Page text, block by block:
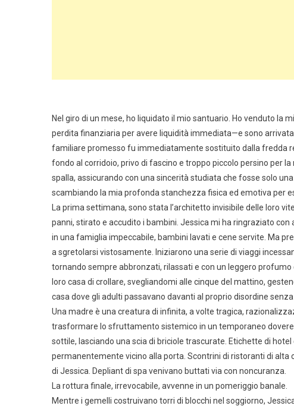
Nel giro di un mese, ho liquidato il mio santuario. Ho venduto
perdita finanziaria per avere liquidità immediata—e sono
familiare promesso fu immediatamente sostituito dalla fredda
fondo al corridoio, privo di fascino e troppo piccolo persino per
spalla, assicurando con una sincerità studiata che fosse solo
scambiando la mia profonda stanchezza fisica ed emotiva per
La prima settimana, sono stata l’architetto invisibile delle loro
panni, stirato e accudito i bambini. Jessica mi ha ringraziato
in una famiglia impeccabile, bambini lavati e cene servite. Ma
a sgretolarsi vistosamente. Iniziarono una serie di viaggi
tornando sempre abbronzati, rilassati e con un leggero
loro casa di crollare, svegliandomi alle cinque del mattino,
casa dove gli adulti passavano davanti al proprio disordine
Una madre è una creatura di infinita, a volte tragica,
trasformare lo sfruttamento sistemico in un temporaneo
sottile, lasciando una scia di briciole trascurate. Etichette di
permanentemente vicino alla porta. Scontrini di ristoranti di
di Jessica. Depliant di spa venivano buttati via con noncuranza.
La rottura finale, irrevocabile, avvenne in un pomeriggio banale.
Mentre i gemelli costruivano torri di blocchi nel soggiorno,